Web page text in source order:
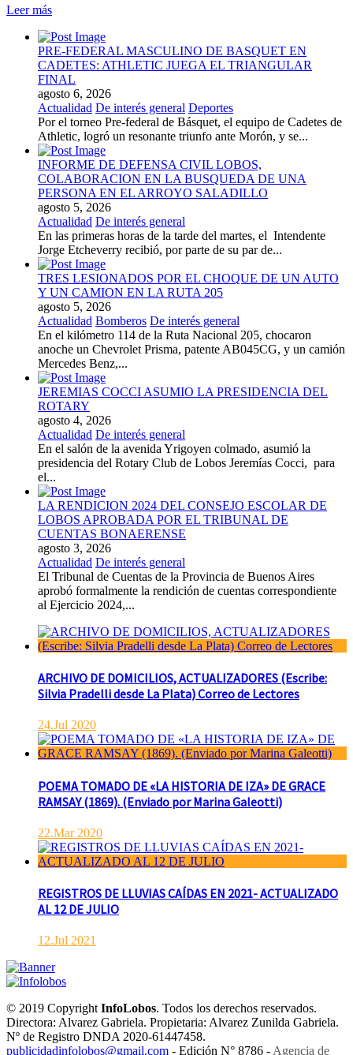
Leer más
PRE-FEDERAL MASCULINO DE BASQUET EN
CADETES: ATHLETIC JUEGA EL TRIANGULAR
FINAL
agosto 6, 2026
Actualidad De interés general Deportes
Por el torneo Pre-federal de Básquet, el equipo de Cadetes de
Athletic, logró un resonante triunfo ante Morón, y se...
INFORME DE DEFENSA CIVIL LOBOS,
COLABORACION EN LA BUSQUEDA DE UNA
PERSONA EN EL ARROYO SALADILLO
agosto 5, 2026
Actualidad De interés general
En las primeras horas de la tarde del martes, el Intendente
Jorge Etcheverry recibió, por parte de su par de...
TRES LESIONADOS POR EL CHOQUE DE UN AUTO
Y UN CAMION EN LA RUTA 205
agosto 5, 2026
Actualidad Bomberos De interés general
En el kilómetro 114 de la Ruta Nacional 205, chocaron
anoche un Chevrolet Prisma, patente AB045CG, y un camión
Mercedes Benz,...
JEREMIAS COCCI ASUMIO LA PRESIDENCIA DEL
ROTARY
agosto 4, 2026
Actualidad De interés general
En el salón de la avenida Yrigoyen colmado, asumió la
presidencia del Rotary Club de Lobos Jeremías Cocci, para
el...
LA RENDICION 2024 DEL CONSEJO ESCOLAR DE
LOBOS APROBADA POR EL TRIBUNAL DE
CUENTAS BONAERENSE
agosto 3, 2026
Actualidad De interés general
El Tribunal de Cuentas de la Provincia de Buenos Aires
aprobó formalmente la rendición de cuentas correspondiente
al Ejercicio 2024,...
ARCHIVO DE DOMICILIOS, ACTUALIZADORES (Escribe:
Silvia Pradelli desde La Plata) Correo de Lectores
24.Jul 2020
POEMA TOMADO DE «LA HISTORIA DE IZA» DE GRACE
RAMSAY (1869). (Enviado por Marina Galeotti)
22.Mar 2020
REGISTROS DE LLUVIAS CAÍDAS EN 2021- ACTUALIZADO
AL 12 DE JULIO
12.Jul 2021
© 2019 CopyrightInfoLobos. Todos los derechos reservados.
Directora: Alvarez Gabriela. Propietaria: Alvarez Zunilda Gabriela.
Nº de Registro DNDA 2020-61447458.
publicidadinfolobos@gmail.com - Edición N° 8786 -Agencia de